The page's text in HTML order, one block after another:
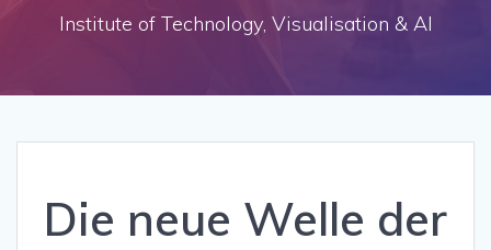
Institute of Technology, Visualisation & AI
Die neue Welle der